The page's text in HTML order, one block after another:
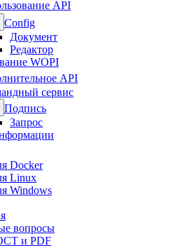
API
Config
Документ
Редактор
WOPI
API
сервис
Подпись
Запрос
Docker
Linux
Windows
вопросы
и PDF